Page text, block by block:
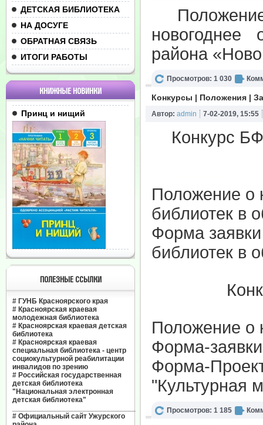
ДЕТСКАЯ БИБЛИОТЕКА
НА ДОСУГЕ
ОБРАТНАЯ СВЯЗЬ
ИТОГИ РАБОТЫ
КНИЖНЫЕ НОВИНКИ
Принц и нищий
ПОЛЕЗНЫЕ ССЫЛКИ
# ГУНБ Красноярского края
# Красноярская краевая
молодежная библиотека
# Красноярская краевая детская
библиотека
# Красноярская краевая
специальная библиотека - центр
социокультурной реабилитации
инвалидов по зрению
# Российская государственная
детская библиотека
"Национальная электронная
детская библиотека"
# Официальный сайт Ужурского
Положение
новогоднее
района
Просмотров: 1 030
Конкурсы | Положения |
Автор: admin 7-02-2019, 15:55
Конкурс
Положение о
библиотек в
Форма
библиотек в
Положение о
Форма-
Форма-
"Культурная
Просмотров: 1 185